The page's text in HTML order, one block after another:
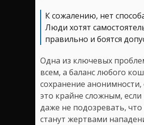
К сожалению, нет
Люди хотят
правильно и боятся
Одна из ключевых
всем, а баланс любого
сохранение
это крайне сложным,
даже не подозревать,
станут жертвами